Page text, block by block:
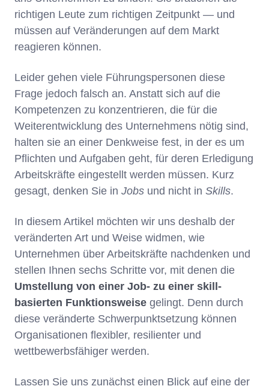
richtigen Leute zum richtigen Zeitpunkt — und
müssen auf Veränderungen auf dem Markt
reagieren können.
Leider gehen viele Führungspersonen diese
Frage jedoch falsch an. Anstatt sich auf die
Kompetenzen zu konzentrieren, die für die
Weiterentwicklung des Unternehmens nötig sind,
halten sie an einer Denkweise fest, in der es um
Pflichten und Aufgaben geht, für deren Erledigung
Arbeitskräfte eingestellt werden müssen. Kurz
gesagt, denken Sie in Jobs und nicht in Skills.
In diesem Artikel möchten wir uns deshalb der
veränderten Art und Weise widmen, wie
Unternehmen über Arbeitskräfte nachdenken und
stellen Ihnen sechs Schritte vor, mit denen die
Umstellung von einer Job- zu einer skill-
basierten Funktionsweise gelingt. Denn durch
diese veränderte Schwerpunktsetzung können
Organisationen flexibler, resilienter und
wettbewerbsfähiger werden.
Lassen Sie uns zunächst einen Blick auf eine der